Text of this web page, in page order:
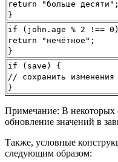
return "больше десяти";
}
if (john.age % 2 !==
return "нечётное";
}
if (save) {
// сохранить изменения
}
Примечание: В некоторых
обновление значений в
Также, условные
следующим образом: